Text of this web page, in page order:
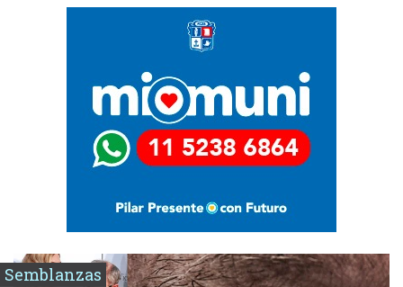
Semblanzas